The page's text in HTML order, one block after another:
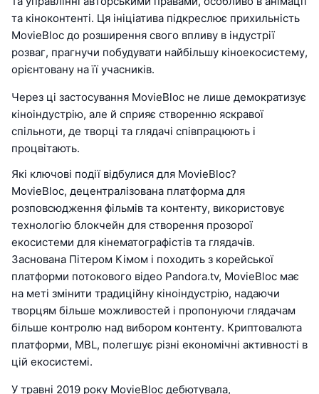
та кіноконтенті. Ця ініціатива підкреслює прихильність
MovieBloc до розширення свого впливу в індустрії
розваг, прагнучи побудувати найбільшу кіноекосистему,
орієнтовану на її учасників.
Через ці застосування MovieBloc не лише демократизує
кіноіндустрію, але й сприяє створенню яскравої
спільноти, де творці та глядачі співпрацюють і
процвітають.
Які ключові події відбулися для MovieBloc?
MovieBloc, децентралізована платформа для
розповсюдження фільмів та контенту, використовує
технологію блокчейн для створення прозорої
екосистеми для кінематографістів та глядачів.
Заснована Пітером Кімом і походить з корейської
платформи потокового відео Pandora.tv, MovieBloc має
на меті змінити традиційну кіноіндустрію, надаючи
творцям більше можливостей і пропонуючи глядачам
більше контролю над вибором контенту. Криптовалюта
платформи, MBL, полегшує різні економічні активності в
цій екосистемі.
У травні 2019 року MovieBloc дебютувала,